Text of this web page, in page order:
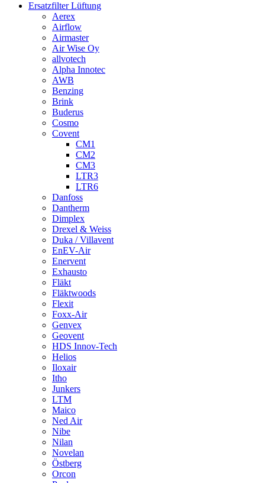
Ersatzfilter Lüftung
Aerex
Airflow
Airmaster
Air Wise Oy
allvotech
Alpha Innotec
AWB
Benzing
Brink
Buderus
Cosmo
Covent
CM1
CM2
CM3
LTR3
LTR6
Danfoss
Dantherm
Dimplex
Drexel & Weiss
Duka / Villavent
EnEV-Air
Enervent
Exhausto
Fläkt
Fläktwoods
Flexit
Foxx-Air
Genvex
Geovent
HDS Innov-Tech
Helios
Iloxair
Itho
Junkers
LTM
Maico
Ned Air
Nibe
Nilan
Novelan
Östberg
Orcon